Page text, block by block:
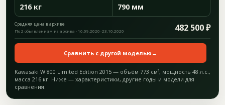
216 кг 790 мм
Средняя цена в архиве 482 500 ₽
По 2 объявлениям из архива · 16.09.2020–23.10.2020
Сравнить с другой моделью →
Kawasaki W 800 Limited Edition 2015 — объём 773 см³, мощность 48 л.с.,
масса 216 кг. Ниже — характеристики, другие годы и модели для
сравнения.